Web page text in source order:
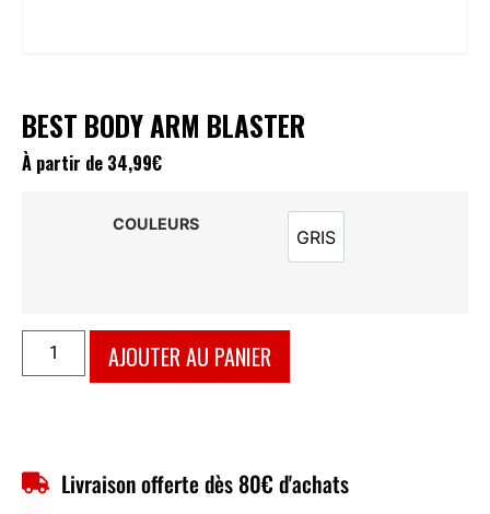
BEST BODY ARM BLASTER
À partir de 34,99€
COULEURS
GRIS
GRIS
AJOUTER AU PANIER
Livraison offerte dès 80€ d'achats